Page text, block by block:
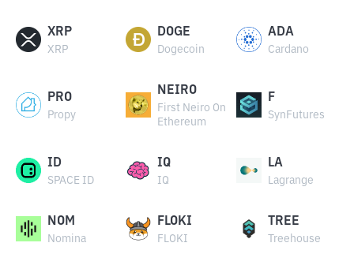
XRP
XRP
DOGE
Dogecoin
ADA
Cardano
PRO
Propy
NEIRO
First Neiro On
Ethereum
F
SynFutures
ID
SPACE ID
IQ
IQ
LA
Lagrange
NOM
Nomina
FLOKI
FLOKI
TREE
Treehouse